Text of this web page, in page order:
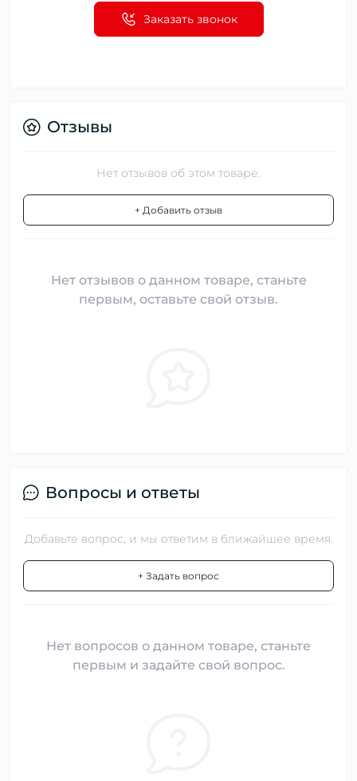
Заказать звонок
Отзывы
Нет отзывов об этом товаре.
+ Добавить отзыв
Нет отзывов о данном товаре, станьте
первым, оставьте свой отзыв.
Вопросы и ответы
Добавьте вопрос, и мы ответим в ближайшее время.
+ Задать вопрос
Нет вопросов о данном товаре, станьте
первым и задайте свой вопрос.